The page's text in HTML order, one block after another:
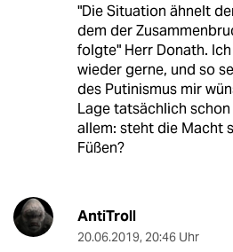
"Die Situation ähnelt
dem der
folgte" Herr Donath.
wieder gerne, und so
des Putinismus mir
Lage tatsächlich
allem: steht die Macht
Füßen?
AntiTroll
20.06.2019, 20:46 Uhr